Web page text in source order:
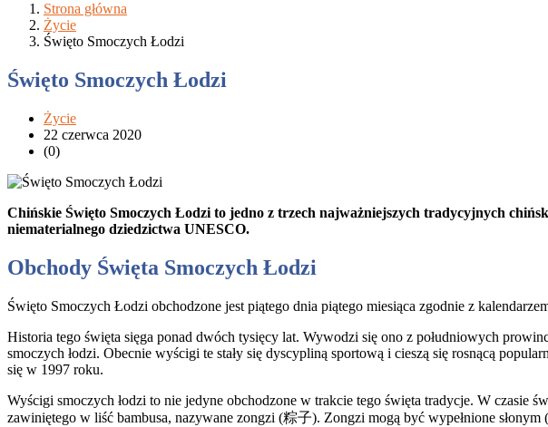
Strona główna
Życie
Święto Smoczych Łodzi
Święto Smoczych Łodzi
Życie
22 czerwca 2020
(0)
Chińskie Święto Smoczych Łodzi to jedno z trzech najważniejszych tradycyjnych
niematerialnego dziedzictwa UNESCO.
Obchody Święta Smoczych Łodzi
Święto Smoczych Łodzi obchodzone jest piątego dnia piątego miesiąca zgodnie z
Historia tego święta sięga ponad dwóch tysięcy lat. Wywodzi się ono z południowych
smoczych łodzi. Obecnie wyścigi te stały się dyscypliną sportową i cieszą się rosnącą
się w 1997 roku.
Wyścigi smoczych łodzi to nie jedyne obchodzone w trakcie tego święta tradycje. W czasie
zawiniętego w liść bambusa, nazywane zongzi (粽子). Zongzi mogą być wypełnione słonym